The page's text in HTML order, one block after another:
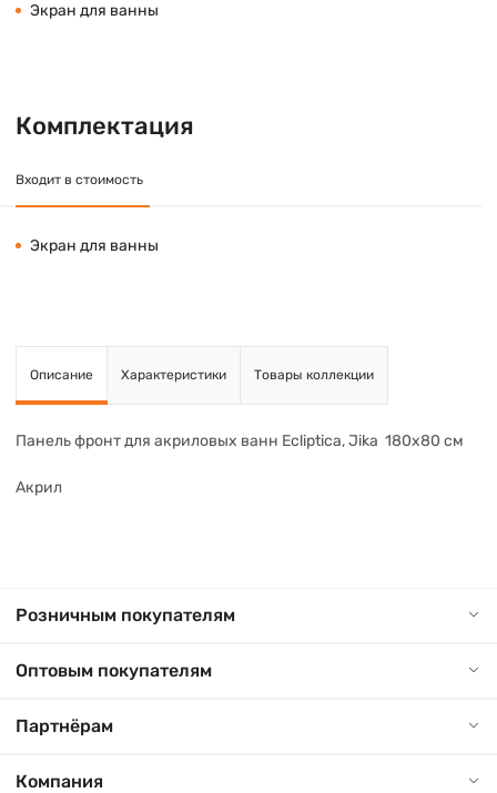
Экран для ванны
Комплектация
Входит в стоимость
Экран для ванны
Описание Характеристики Товары коллекции
Панель фронт для акриловых ванн Ecliptica, Jika 180x80 см
Акрил
Розничным покупателям
Оптовым покупателям
Партнёрам
Компания